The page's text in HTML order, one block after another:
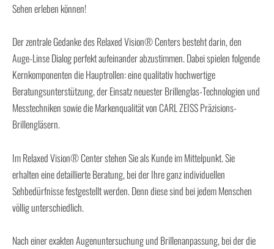
Sehen erleben können!
Der zentrale Gedanke des Relaxed Vision® Centers besteht darin, den
Auge-Linse Dialog perfekt aufeinander abzustimmen. Dabei spielen folgende
Kernkomponenten die Hauptrollen: eine qualitativ hochwertige
Beratungsunterstützung, der Einsatz neuester Brillenglas-Technologien und
Messtechniken sowie die Markenqualität von CARL ZEISS Präzisions-
Brillengläsern.
Im Relaxed Vision® Center stehen Sie als Kunde im Mittelpunkt. Sie
erhalten eine detaillierte Beratung, bei der Ihre ganz individuellen
Sehbedürfnisse festgestellt werden. Denn diese sind bei jedem Menschen
völlig unterschiedlich.
Nach einer exakten Augenuntersuchung und Brillenanpassung, bei der die